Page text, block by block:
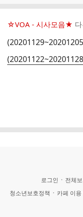
☆VOA - 시사모음★
로그인 전체보
청소년보호정책
카페 이용